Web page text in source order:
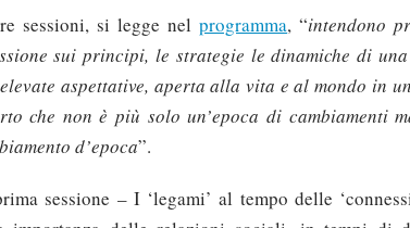
sessioni, si legge nelprogramma, “intendono
sui principi, le strategie le dinamiche di
aspettative, aperta alla vita e al mondo in
che non è più solo un’epoca di cambiamenti
d’epoca”.
sessione – I ‘legami’ al tempo delle